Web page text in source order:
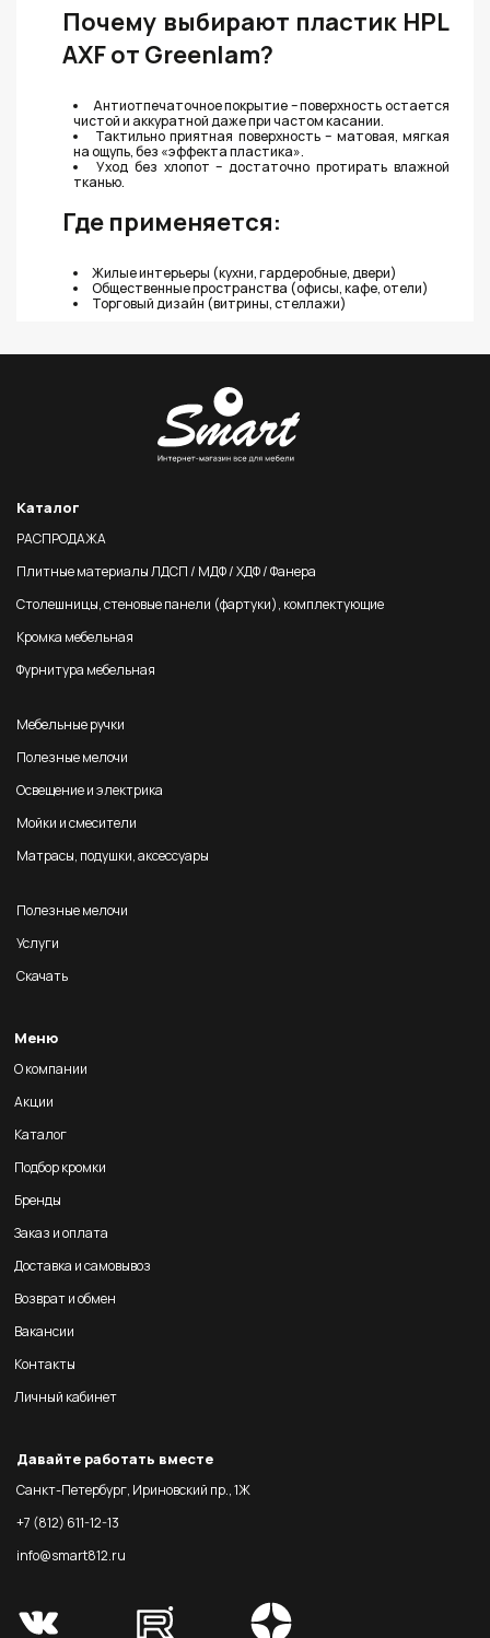
Почему выбирают пластик HPL
AXF от Greenlam?
Антиотпечаточное покрытие – поверхность остается
чистой и аккуратной даже при частом касании.
Тактильно приятная поверхность – матовая, мягкая
на ощупь, без «эффекта пластика».
Уход без хлопот – достаточно протирать влажной
тканью.
Где применяется:
Жилые интерьеры (кухни, гардеробные, двери)
Общественные пространства (офисы, кафе, отели)
Торговый дизайн (витрины, стеллажи)
Каталог
РАСПРОДАЖА
Плитные материалы ЛДСП / МДФ / ХДФ / Фанера
Столешницы, стеновые панели (фартуки), комплектующие
Кромка мебельная
Фурнитура мебельная
Мебельные ручки
Полезные мелочи
Освещение и электрика
Мойки и смесители
Матрасы, подушки, аксессуары
Полезные мелочи
Услуги
Скачать
Меню
О компании
Акции
Каталог
Подбор кромки
Бренды
Заказ и оплата
Доставка и самовывоз
Возврат и обмен
Вакансии
Контакты
Личный кабинет
Давайте работать вместе
Санкт-Петербург, Ириновский пр., 1Ж
+7 (812) 611-12-13
info@smart812.ru